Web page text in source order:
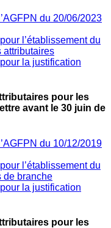
du 20/06/2023
l’établissement du
attributaires
la justification
pour les
avant le 30 juin de
du 10/12/2019
l’établissement du
de branche
la justification
pour les